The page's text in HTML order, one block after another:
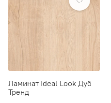
Ламинат Ideal Look Дуб
Тренд